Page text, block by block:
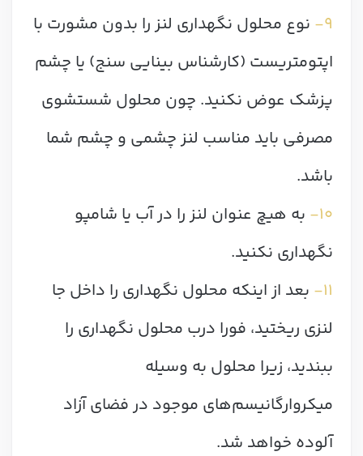
۹-
نوع محلول نگهداری لنز را بدون مشورت با
اپتومتریست (کارشناس بینایی سنج) یا چشم
پزشک عوض نکنید. چون محلول شستشوی
مصرفی باید مناسب لنز چشمی و چشم شما
باشد.
۱۰-
به هیچ عنوان لنز را در آب یا شامپو
نگهداری نکنید.
۱۱-
بعد از اینکه محلول نگهداری را داخل جا
لنزی ریختید، فورا درب محلول نگهداری را
ببندید، زیرا محلول به وسیله
میکروارگانیسم‌های موجود در فضای آزاد
آلوده خواهد شد.